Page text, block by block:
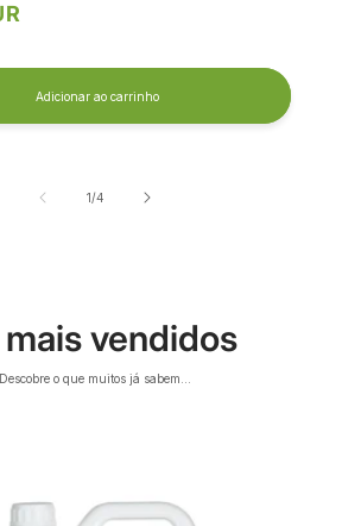
Adicionar ao carrinho
1/de
4
mais vendidos
Descobre o que muitos já sabem...